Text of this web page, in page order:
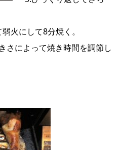
火にして8分焼く。
さによって焼き時間を調節し